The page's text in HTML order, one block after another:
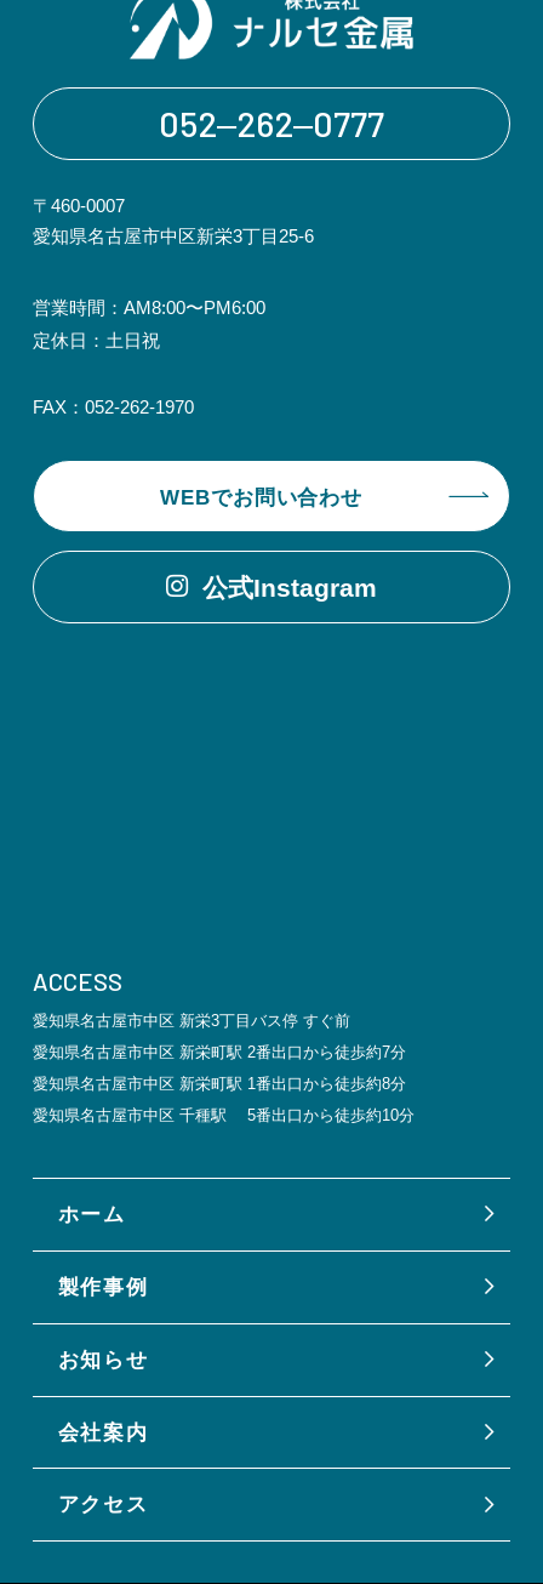
052‒262‒0777
〒460-0007
愛知県名古屋市中区新栄3丁目25-6
営業時間：AM8:00〜PM6:00
定休日：土日祝
FAX：052-262-1970
WEBでお問い合わせ
公式Instagram
ホーム
製作事例
お知らせ
会社案内
アクセス
ACCESS
愛知県名古屋市中区 新栄3丁目バス停 すぐ前
愛知県名古屋市中区 新栄町駅 2番出口から徒歩約7分
愛知県名古屋市中区 新栄町駅 1番出口から徒歩約8分
愛知県名古屋市中区 千種駅 5番出口から徒歩約10分